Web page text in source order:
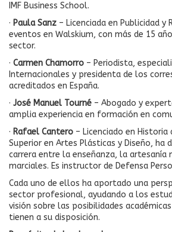
IMF Business School.
· Paula Sanz – Licenciada en Publicidad y
eventos en Walskium, con más de 15
sector.
· Carmen Chamorro – Periodista,
Internacionales y presidenta de los
acreditados en España.
· José Manuel Tourné – Abogado y
amplia experiencia en formación en
· Rafael Cantero – Licenciado en Historia
Superior en Artes Plásticas y Diseño, ha
carrera entre la enseñanza, la artesanía
marciales. Es instructor de Defensa
Cada uno de ellos ha aportado una
sector profesional, ayudando a los
visión sobre las posibilidades
tienen a su disposición.